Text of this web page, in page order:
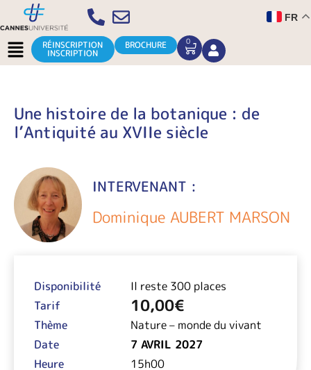
Aller
au
contenu
FR
Menu RÉINSCRIPTION
INSCRIPTION
BROCHURE 0
CART
Une histoire de la botanique : de
l’Antiquité au XVIIe siècle
INTERVENANT :
Dominique AUBERT MARSON
Disponibilité
Il reste 300 places
Tarif
10,00€
Thème
Nature – monde du vivant
Date
7 AVRIL 2027
Heure
15h00